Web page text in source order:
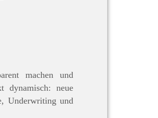
machen und
dynamisch: neue
Underwriting und